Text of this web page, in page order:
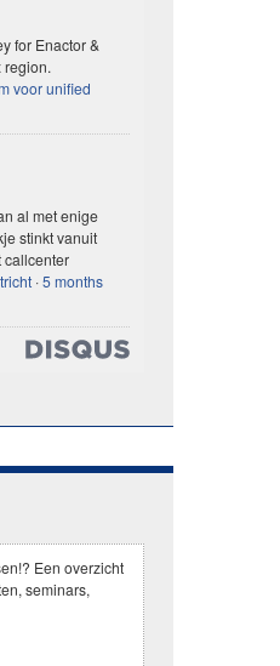
for Enactor &
region.
voor unified
al met enige
stinkt vanuit
callcenter
·5 months
Een overzicht
seminars,